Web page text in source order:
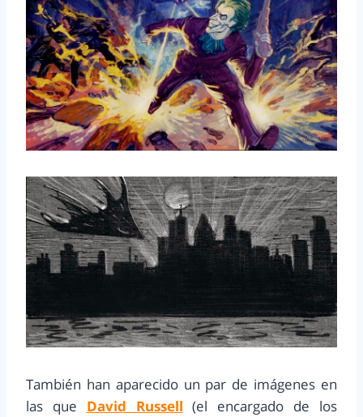
También han aparecido un par de imágenes en
las que David Russell (el encargado de los